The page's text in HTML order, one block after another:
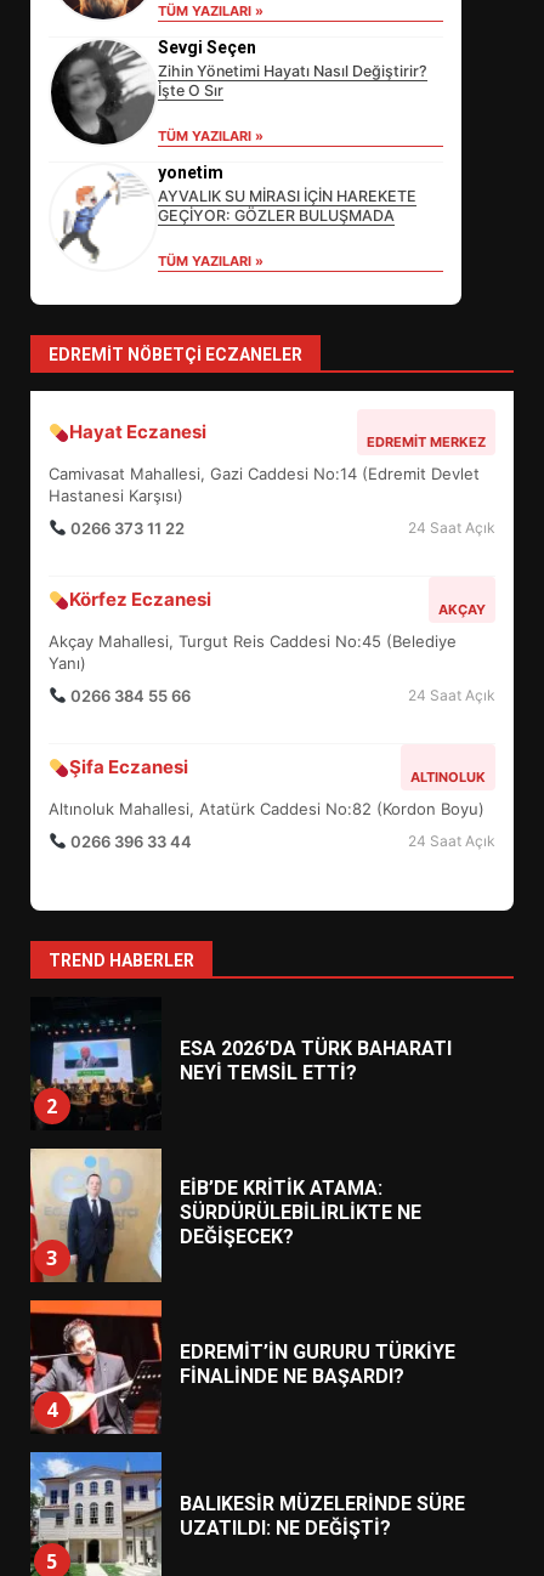
TÜM YAZILARI »
Sevgi Seçen
Zihin Yönetimi Hayatı Nasıl Değiştirir?
İşte O Sır
TÜM YAZILARI »
yonetim
AYVALIK SU MİRASI İÇİN HAREKETE
GEÇİYOR: GÖZLER BULUŞMADA
TÜM YAZILARI »
EDREMIT NÖBETÇI ECZANELER
Hayat Eczanesi EDREMIT MERKEZ
Camivasat Mahallesi, Gazi Caddesi No:14 (Edremit Devlet
Hastanesi Karşısı)
0266 373 11 22
24 Saat Açık
Körfez Eczanesi AKÇAY
Akçay Mahallesi, Turgut Reis Caddesi No:45 (Belediye
Yanı)
0266 384 55 66
24 Saat Açık
Şifa Eczanesi ALTINOLUK
Altınoluk Mahallesi, Atatürk Caddesi No:82 (Kordon Boyu)
0266 396 33 44
24 Saat Açık
TREND HABERLER
SÜRDÜRÜLEBİLİRLİKTE NE
DEĞİŞECEK?
4
5
BALIKESİR MÜZELERİNDE SÜRE
UZATILDI: NE DEĞİŞTİ?
6
TURNUVASI KAYITLARI NEYİ
7
YENİ YÖNETİM NASIL
ŞEKİLLENDİ?
1
HAREKETE GEÇİYOR: GÖZLER
2
ESA 2026’DA TÜRK BAHARATI
NEYİ TEMSİL ETTİ?
3
EİB’DE KRİTİK ATAMA:
SÜRDÜRÜLEBİLİRLİKTE NE
DEĞİŞECEK?
4
EDREMİT’İN GURURU TÜRKİYE
FİNALİNDE NE BAŞARDI?
5
BALIKESİR MÜZELERİNDE SÜRE
UZATILDI: NE DEĞİŞTİ?